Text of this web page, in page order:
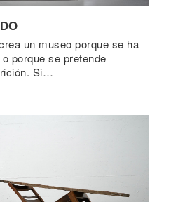
un museo porque se ha
porque se pretende
Si…